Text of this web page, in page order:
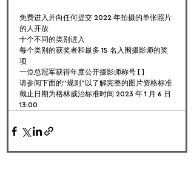
免费进入并向任何提交 2022 年拍摄的单张照片
的人开放
十个不同的类别进入
每个类别的获奖者和最多 15 名入围摄影师的奖
项
一位总冠军获得年度公开摄影师称号 [ ]
请参阅下面的“规则”以了解完整的图片资格标准
截止日期为格林威治标准时间 2023 年 1 月 6 日
13:00